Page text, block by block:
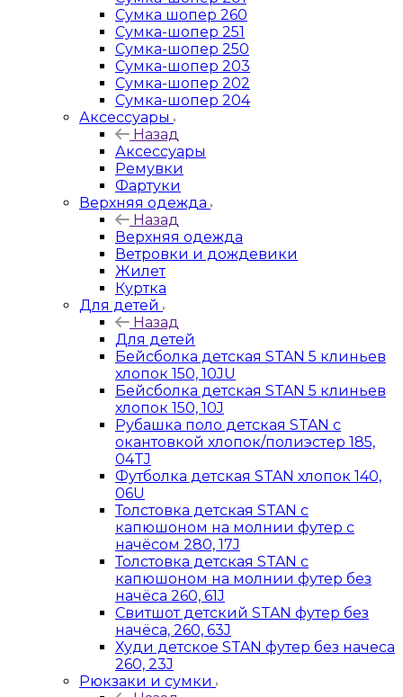
Сумка шопер 260
Сумка-шопер 251
Сумка-шопер 250
Сумка-шопер 203
Сумка-шопер 202
Сумка-шопер 204
Аксессуары
Назад
Аксессуары
Ремувки
Фартуки
Верхняя одежда
Назад
Верхняя одежда
Ветровки и дождевики
Жилет
Куртка
Для детей
Назад
Для детей
Бейсболка детская STAN 5 клиньев
хлопок 150, 10JU
Бейсболка детская STAN 5 клиньев
хлопок 150, 10J
Рубашка поло детская STAN с
окантовкой хлопок/полиэстер 185,
04TJ
Футболка детская STAN хлопок 140,
06U
Толстовка детская STAN с
капюшоном на молнии футер с
начёсом 280, 17J
Толстовка детская STAN с
капюшоном на молнии футер без
начёса 260, 61J
Свитшот детский STAN футер без
начёса, 260, 63J
Худи детское STAN футер без начеса
260, 23J
Рюкзаки и сумки